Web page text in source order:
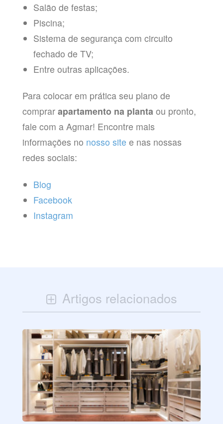
Salão de festas;
Piscina;
Sistema de segurança com circuito
fechado de TV;
Entre outras aplicações.
Para colocar em prática seu plano de
comprar apartamento na planta ou pronto,
fale com a Agmar! Encontre mais
informações no nosso site e nas nossas
redes sociais:
Blog
Facebook
Instagram
Artigos relacionados